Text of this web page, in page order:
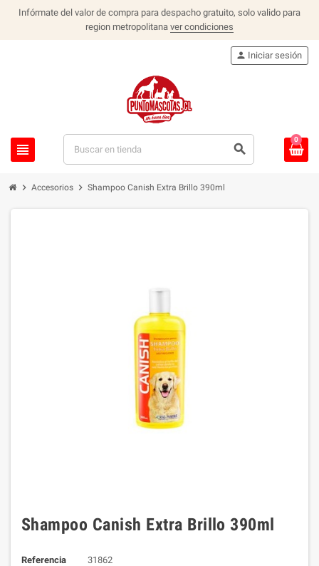
Infórmate del valor de compra para despacho gratuito, solo valido para
region metropolitana ver condiciones
view_headline search
person Iniciar sesión
0
chevron_right Accesorios chevron_right Shampoo Canish Extra Brillo 390ml
Shampoo Canish Extra Brillo 390ml
Referencia
31862